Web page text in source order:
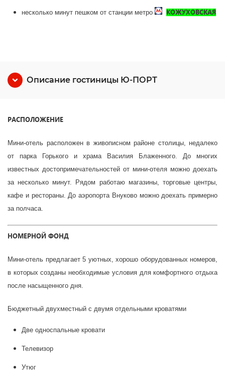
несколько минут пешком от станции метро КОЖУХОВСКАЯ
Описание гостиницы Ю-ПОРТ
РАСПОЛОЖЕНИЕ
Мини-отель расположен в живописном районе столицы, недалеко
от парка Горького и храма Василия Блаженного. До многих
известных достопримечательностей от мини-отеля можно доехать
за несколько минут. Рядом работаю магазины, торговые центры,
кафе и рестораны. До аэропорта Внуково можно доехать примерно
за полчаса.
НОМЕРНОЙ ФОНД
Мини-отель предлагает 5 уютных, хорошо оборудованных номеров,
в которых созданы необходимые условия для комфортного отдыха
после насыщенного дня.
Бюджетный двухместный с двумя отдельными кроватями
Две односпальные кровати
Телевизор
Утюг